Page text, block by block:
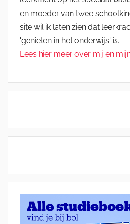
en moeder van twee
site wil ik laten zien dat
'genieten in het onderwijs' is.
Lees hier meer over mij en